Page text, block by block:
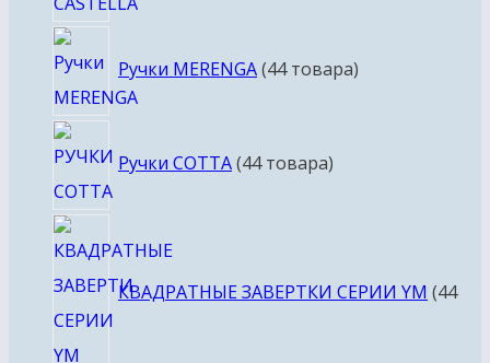
Ручки MERENGA 44 товара
Ручки COTTA 44 товара
КВАДРАТНЫЕ ЗАВЕРТКИ СЕРИИ YM 44